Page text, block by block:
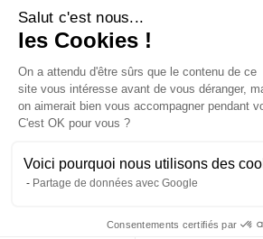
Salut c'est nous...
les Cookies !
On a attendu d'être sûrs que le contenu de ce
site vous intéresse avant de vous déranger,
on aimerait bien vous accompagner pendant
C'est OK pour vous ?
Voici pourquoi nous utilisons des
Partage de données avec Google
Consentements certifiés par
Parcours spirituels
Les groupes et
Mentions légales